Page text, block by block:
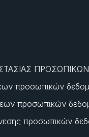
προσωπικών
προσωπικών
προσωπικών